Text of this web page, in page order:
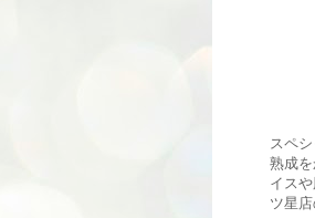
スペ
熟成
イス
ツ星